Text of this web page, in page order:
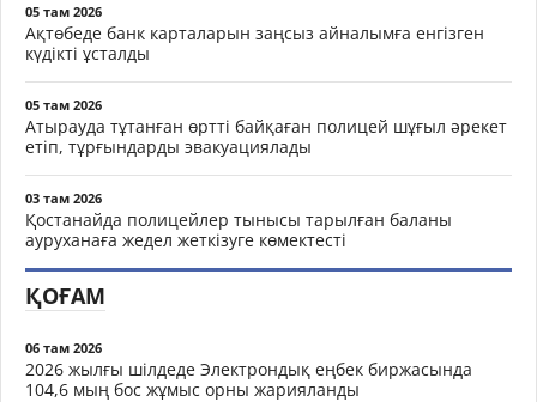
05 там 2026
Ақтөбеде банк карталарын заңсыз айналымға енгізген
күдікті ұсталды
05 там 2026
Атырауда тұтанған өртті байқаған полицей шұғыл әрекет
етіп, тұрғындарды эвакуациялады
03 там 2026
Қостанайда полицейлер тынысы тарылған баланы
ауруханаға жедел жеткізуге көмектесті
ҚОҒАМ
06 там 2026
2026 жылғы шілдеде Электрондық еңбек биржасында
104,6 мың бос жұмыс орны жарияланды